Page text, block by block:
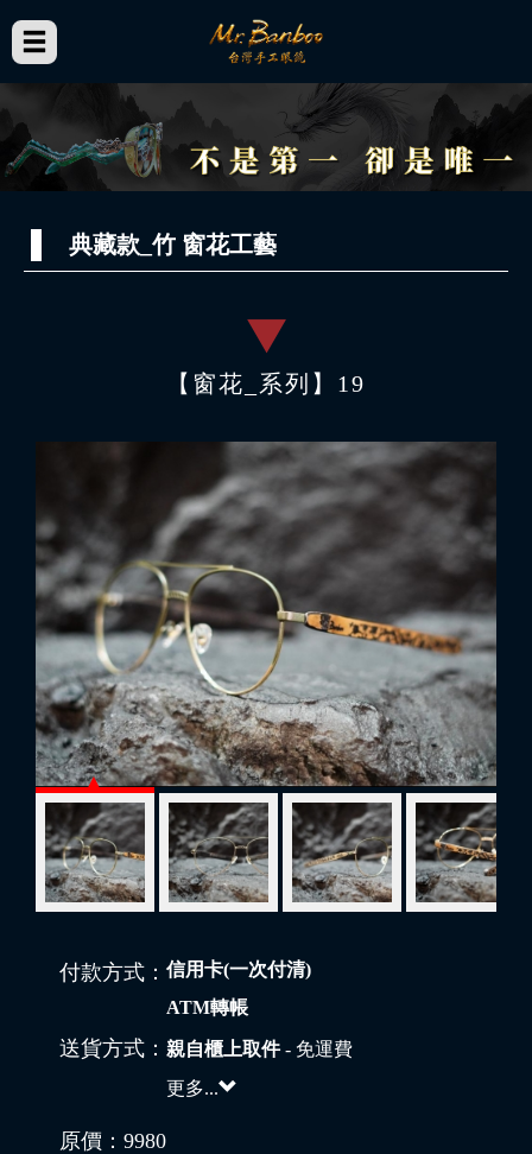
典藏款_竹 窗花工藝
【窗花_系列】19
付款方式： 信用卡(一次付清)
ATM轉帳
送貨方式： 親自櫃上取件- 免運費
更多...
原價： 9980